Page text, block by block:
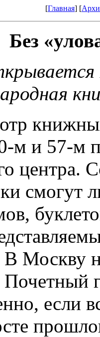
[Главная] [
Без
м и 57-м
центра.
смогут
В Москву
если